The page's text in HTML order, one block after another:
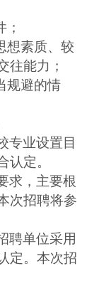
；
想素质、较
往能力；
规避的情
专业设置目
认定。
求，主要根
次招聘将参
聘单位采用
定。本次招